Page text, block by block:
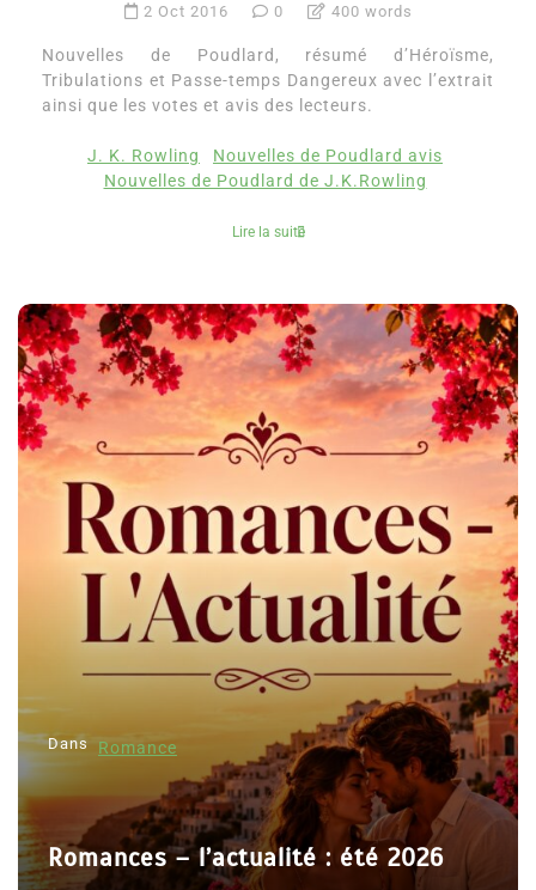
2 Oct 2016 0 400 words
Nouvelles de Poudlard, résumé d’Héroïsme,
Tribulations et Passe-temps Dangereux avec l’extrait
ainsi que les votes et avis des lecteurs.
J. K. Rowling
Nouvelles de Poudlard avis
Nouvelles de Poudlard de J.K.Rowling
Lire la suite
Dans Romance
Romances – l’actualité : été 2026